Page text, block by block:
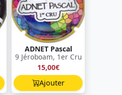
ADNET Pascal
9 Jéroboam, 1er Cru
15,00€
Ajouter